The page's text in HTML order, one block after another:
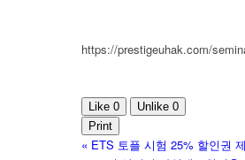
https://prestigeuhak.com/
Like 0 Unlike 0
Print
« ETS 토플 시험 25% 할인권